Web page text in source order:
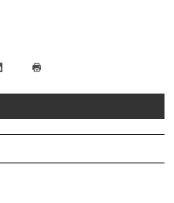
LinkedIn
drucken